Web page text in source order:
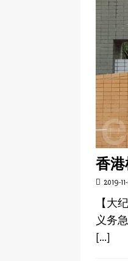
香
2019-
【大
义务
[…]